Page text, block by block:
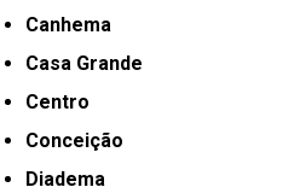
Canhema
Casa Grande
Centro
Conceição
Diadema